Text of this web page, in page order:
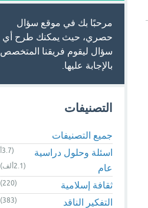
مرحبًا بك في موقع سؤال
حصري، حيث يمكنك طرح أي
سؤال ليقوم فريقنا المتخصص
بالإجابة عليها.
التصنيفات
جميع التصنيفات
اسئلة وحلول دراسية
(3.7ألف)
عام (2.1ألف)
ثقافة إسلامية (220)
التفكير الناقد (383)